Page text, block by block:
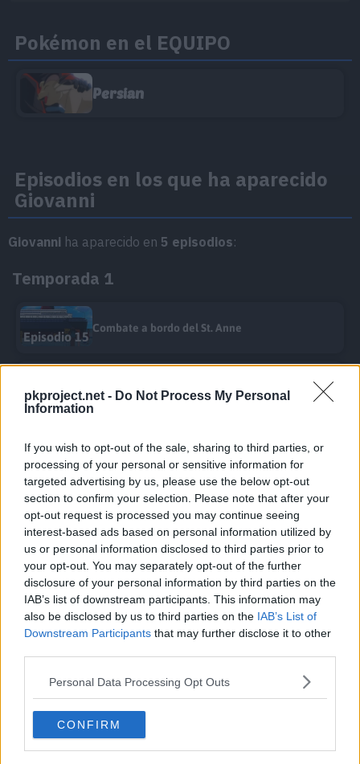
pkproject.net - Do Not Process My Personal
Information
If you wish to opt-out of the sale, sharing to third parties, or
processing of your personal or sensitive information for
targeted advertising by us, please use the below opt-out
section to confirm your selection. Please note that after your
opt-out request is processed you may continue seeing
interest-based ads based on personal information utilized by
us or personal information disclosed to third parties prior to
your opt-out. You may separately opt-out of the further
disclosure of your personal information by third parties on the
IAB’s list of downstream participants. This information may
also be disclosed by us to third parties on the IAB’s List of
Downstream Participants that may further disclose it to other
Personal Data Processing Opt Outs
CONFIRM
Pokémon en el EQUIPO
Persian
Episodios en los que ha aparecido
Giovanni
Giovanni ha aparecido en 5 episodios:
Temporada 1
Episodio 15
Combate a bordo del St. Anne
Episodio 17
La isla de los Pokémon gigantes
Episodio 21
Adiós, Butterfree
Temporada 2
Episodio 23
Destinados a tener problemas
Temporada 3
Episodio 41